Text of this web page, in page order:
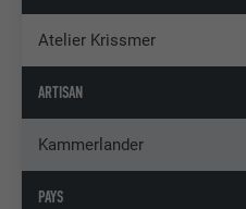
Atelier Krissmer
ARTISAN
Kammerlander
PAYS